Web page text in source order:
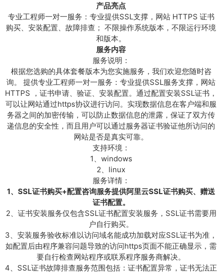
装
H
证
书
购
买
S
请
站
T
T
S
产品亮点
专业工程师一对一服务：专业提供SSL支撑，网站 HTTPS 证书
购买、安装配置、故障排查； 不限操作系统版本，不限运行环境
和版本。
服务内容
服务说明：
根据您选购的具体套餐版本为您实施服务，我们欢迎您随时咨
询。 提供专业工程师一对一服务：专业提供SSL服务支撑，网站
HTTPS ，证书申请、验证、安装配置。通过配置安装SSL证书，
可以让网站通过https协议进行访问。实现数据信息在客户端和服
务器之间的加密传输，可以防止数据信息的泄露，保证了双方传
递信息的安全性，而且用户可以通过服务器证书验证他所访问的
网站是否是真实可靠。
支持环境：
1、windows
2、linux
服务详情：
1、SSL证书购买+配置咨询服务提供阿里云SSL证书购买、赠送
证书配置。
2、证书安装服务仅包含SSL证书配置安装服务，SSL证书需要用
户自行购买。
3、安装服务验收标准以访问域名能成功加载对应SSL证书为准，
如配置后由程序兼容问题导致的访问https页面不能正确显示，需
要自行检查网站程序或联系程序服务商解决。
4、SSL证书故障排查服务范围包括：证书配置异常，证书无法正